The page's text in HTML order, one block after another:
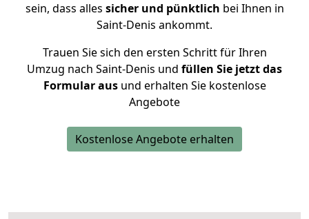
sein, dass alles sicher und pünktlich bei Ihnen in
Saint-Denis ankommt.
Trauen Sie sich den ersten Schritt für Ihren
Umzug nach Saint-Denis und füllen Sie jetzt das
Formular ausund erhalten Sie kostenlose
Angebote
Kostenlose Angebote erhalten